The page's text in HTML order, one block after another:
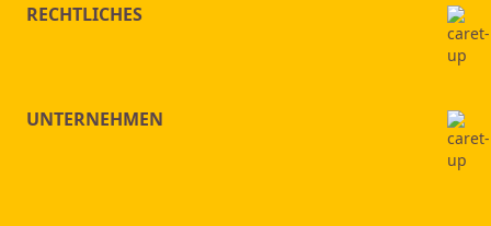
RECHTLICHES
UNTERNEHMEN